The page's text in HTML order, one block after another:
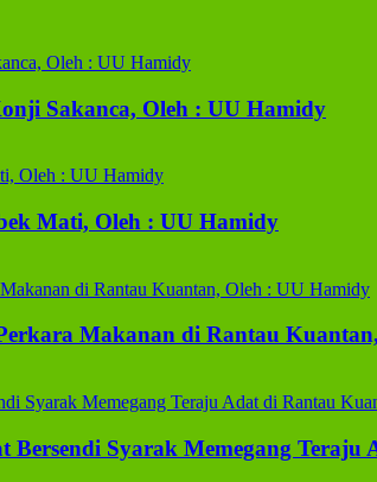
Sakanca, Oleh : UU Hamidy
Mati, Oleh : UU Hamidy
Makanan di Rantau
Bersendi Syarak Memegang